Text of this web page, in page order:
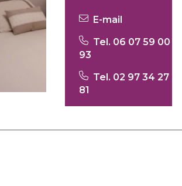
E-mail
Tel. 06 07 59 00
93
Tel. 02 97 34 27
81